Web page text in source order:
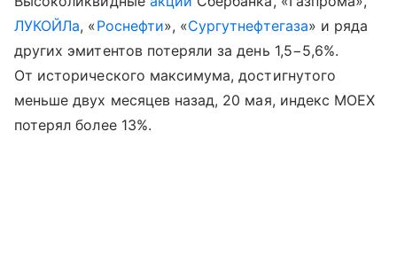
ЛУКОЙЛа, «Роснефти», «Сургутнефтегаза» и ряда
других эмитентов потеряли за день 1,5−5,6%.
От исторического максимума, достигнутого
меньше двух месяцев назад, 20 мая, индекс MOEX
потерял более 13%.